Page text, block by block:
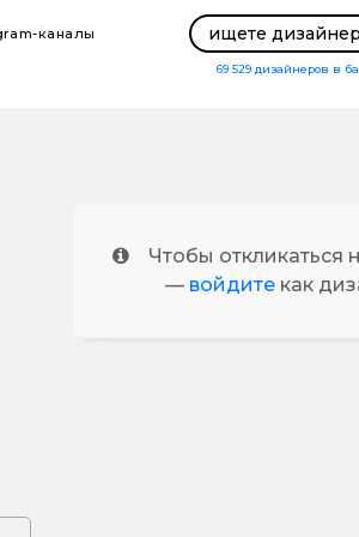
каналы ищете
69 529 дизайнеров в
Чтобы откликаться
— войдите как